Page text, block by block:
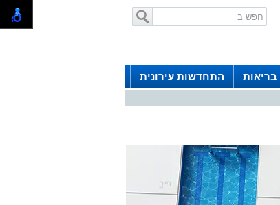
בריאות
התחדשות עירונית